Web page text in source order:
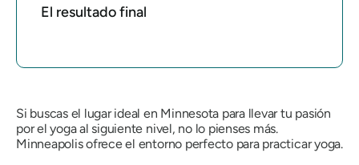
El resultado final
Si buscas el lugar ideal en Minnesota para llevar tu pasión
por el yoga al siguiente nivel, no lo pienses más.
Minneapolis ofrece el entorno perfecto para practicar yoga.